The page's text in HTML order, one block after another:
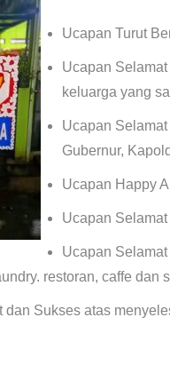
Ucapan Turut
Ucapan
keluarga yang
Ucapan
Gubernur,
Ucapan Happy
Ucapan
Ucapan
restoran, caffe dan
dan Sukses atas